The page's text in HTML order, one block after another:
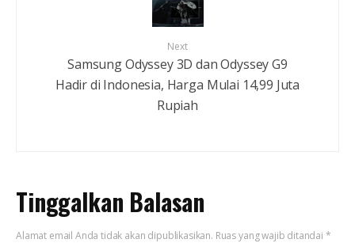
Next
Samsung Odyssey 3D dan Odyssey G9
Hadir di Indonesia, Harga Mulai 14,99 Juta
Rupiah
Tinggalkan Balasan
Alamat email Anda tidak akan dipublikasikan. Ruas yang wajib ditandai *